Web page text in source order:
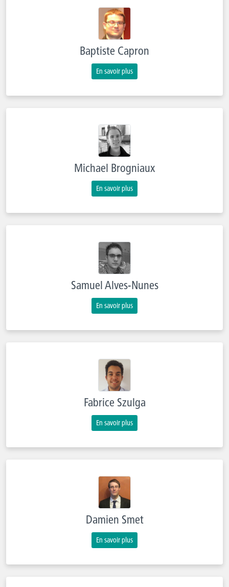
Baptiste Capron
En savoir plus
Michael Brogniaux
En savoir plus
Samuel Alves-Nunes
En savoir plus
Fabrice Szulga
En savoir plus
Damien Smet
En savoir plus